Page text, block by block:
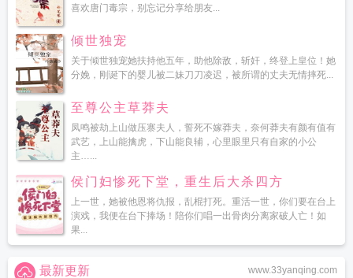
喜欢唐门毒宗，别忘记分享给朋友...
倾世独宠
关于倾世独宠她扶持他五年，助他除敌，斩奸，终登上皇位！她
分娩，刚诞下的婴儿被二妹刀刀凌迟，被所谓的丈夫无情摔死...
至尊公主草莽夫
凤鸣被劫上山做压寨夫人，誓死不嫁莽夫，奈何莽夫有颜有值有
武艺，上山能擒虎，下山能良辅，心里眼里只有自家的小公
主…...
侯门妇惨死下堂，重生后大杀四方
上一世，她被他恩将仇报，乱棍打死。重活一世，你们要在台上
演戏，我便在台下捧场！陪你们唱一出骨肉分离家破人亡！如
果...
www.33yanqing.com
最新更新